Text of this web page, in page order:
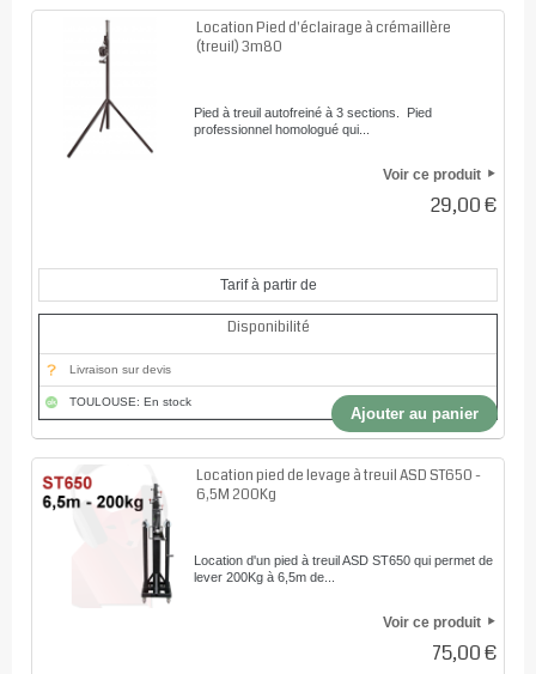
Location Pied d'éclairage à crémaillère
(treuil) 3m80
Pied à treuil autofreiné à 3 sections. Pied
professionnel homologué qui...
Voir ce produit
29,00 €
Tarif à partir de
Disponibilité
Livraison sur devis
TOULOUSE: En stock
Ajouter au panier
Location pied de levage à treuil ASD ST650 -
6,5M 200Kg
Location d'un pied à treuil ASD ST650 qui permet de
lever 200Kg à 6,5m de...
Voir ce produit
75,00 €